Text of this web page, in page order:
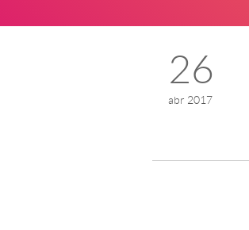
26
abr 2017